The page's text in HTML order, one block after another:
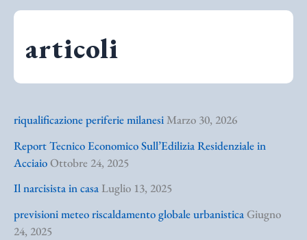
articoli
riqualificazione periferie milanesi Marzo 30, 2026
Report Tecnico Economico Sull’Edilizia Residenziale in
AcciaioOttobre 24, 2025
Il narcisista in casa Luglio 13, 2025
previsioni meteo riscaldamento globale urbanisticaGiugno
24, 2025